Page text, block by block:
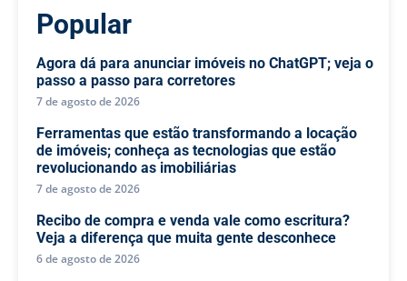
Popular
Agora dá para anunciar imóveis no ChatGPT; veja o
passo a passo para corretores
7 de agosto de 2026
Ferramentas que estão transformando a locação
de imóveis; conheça as tecnologias que estão
revolucionando as imobiliárias
7 de agosto de 2026
Recibo de compra e venda vale como escritura?
Veja a diferença que muita gente desconhece
6 de agosto de 2026